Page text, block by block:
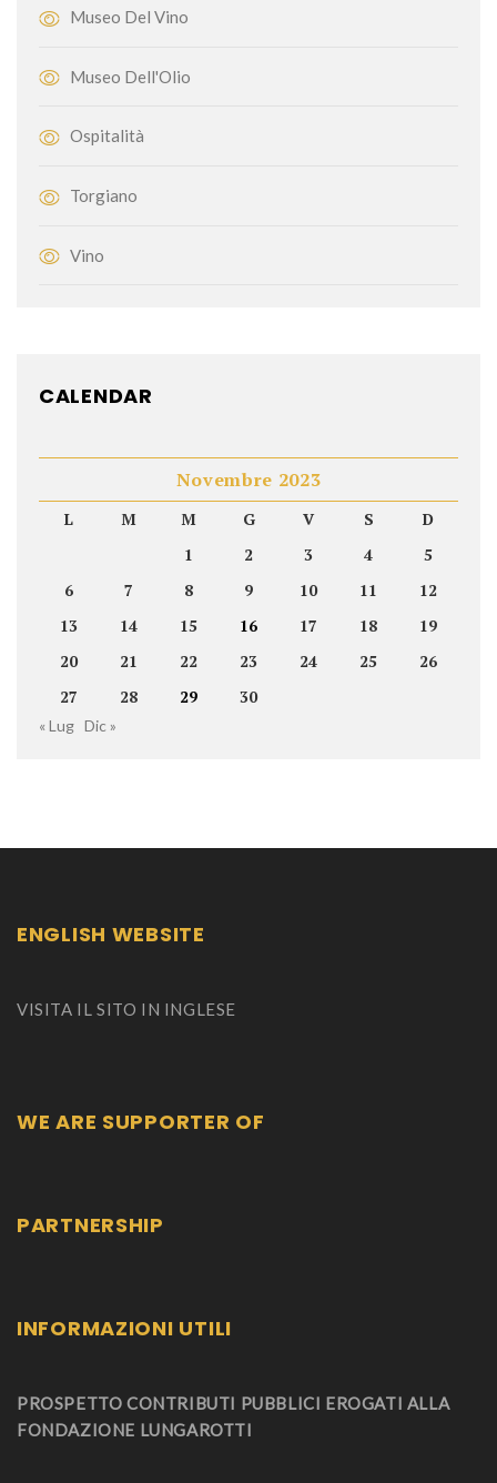
Museo Del Vino
Museo Dell'Olio
Ospitalità
Torgiano
Vino
CALENDAR
Novembre 2023
L M M G V S
D
1
2 3 4
5
6
7 8 9 10 11
12
13
14 15 16 17 18
19
20
21 22 23 24 25
26
27
28 29 30
« Lug Dic »
ENGLISH WEBSITE
VISITA IL SITO IN INGLESE
WE ARE SUPPORTER OF
PARTNERSHIP
INFORMAZIONI UTILI
PROSPETTO CONTRIBUTI PUBBLICI EROGATI ALLA
FONDAZIONE LUNGAROTTI